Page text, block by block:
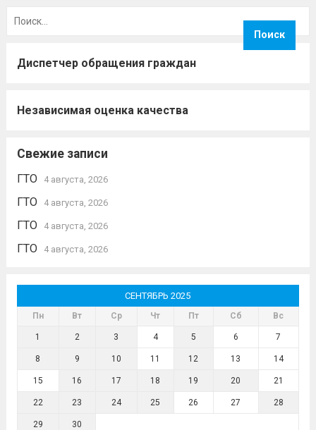
Диспетчер обращения граждан
Независимая оценка качества
Свежие записи
ГТО 4 августа, 2026
ГТО 4 августа, 2026
ГТО 4 августа, 2026
ГТО 4 августа, 2026
СЕНТЯБРЬ 2025
Пн Вт Ср Чт Пт Сб Вс
1 2 3 4 5 6 7
8 9 10 11 12 13 14
15 16 17 18 19 20 21
22 23 24 25 26 27 28
29 30